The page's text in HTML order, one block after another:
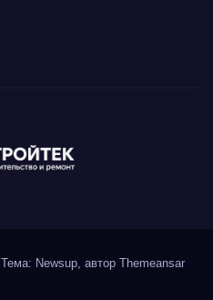
Тема: Newsup, автор Themeansar